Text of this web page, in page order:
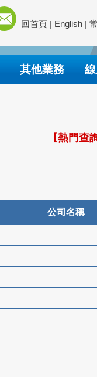
回首頁 | English |
其他業務
【熱門查
公司名稱